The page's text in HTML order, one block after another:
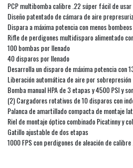
PCP multibomba calibre .22 súper fácil de usar
Diseño patentado de cámara de aire
Dispara a máxima potencia con menos bombeos
Rifle de perdigones multidisparo alimentado
100 bombas por llenado
40 disparos por llenado
Desarrolla un disparo de máxima potencia con
Liberación automática de aire por sobrepresión
Bomba manual HPA de 3 etapas y 4500 PSI y
(2) Cargadores rotativos de 10 disparos con
Palanca de amartillado compacta de montaje
Riel de montaje óptico combinado Picatinny y
Gatillo ajustable de dos etapas
1000 FPS con perdigones de aleación de